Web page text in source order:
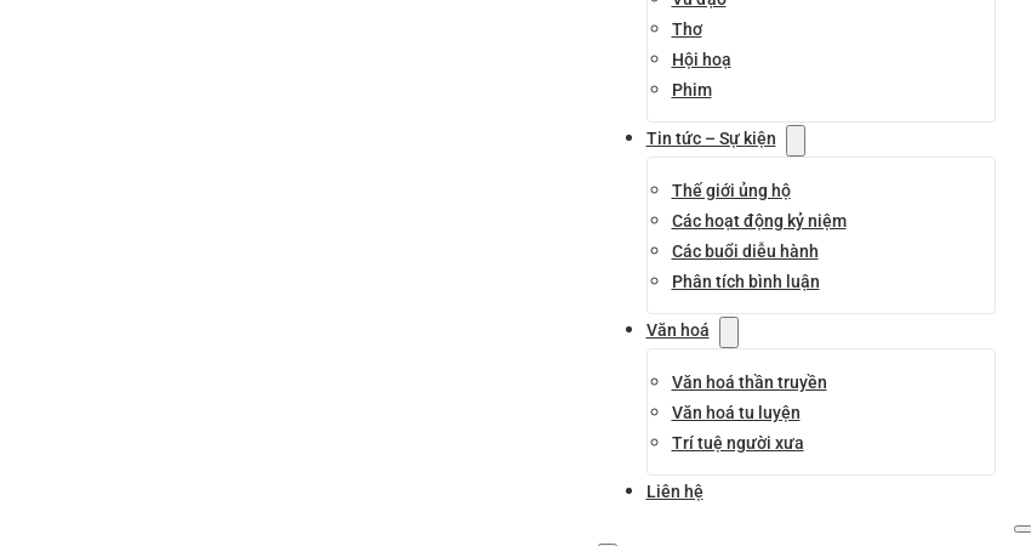
Thơ
Hội hoạ
Phim
Tin tức – Sự kiện
Thế giới ủng hộ
Các hoạt động kỷ niệm
Các buổi diễu hành
Phân tích bình luận
Văn hoá
Văn hoá thần truyền
Văn hoá tu luyện
Trí tuệ người xưa
Liên hệ